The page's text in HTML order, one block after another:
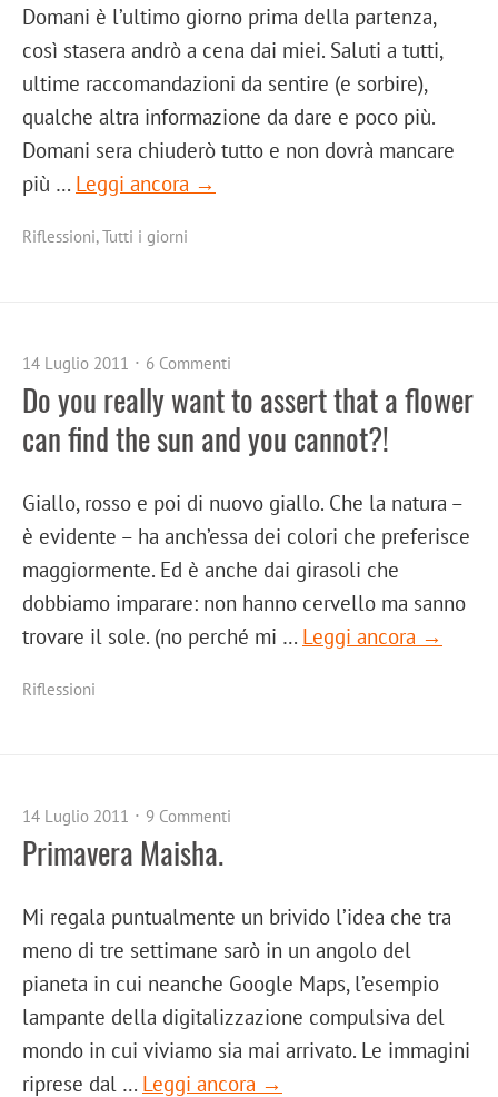
Domani è l’ultimo giorno prima della partenza,
così stasera andrò a cena dai miei. Saluti a tutti,
ultime raccomandazioni da sentire (e sorbire),
qualche altra informazione da dare e poco più.
Domani sera chiuderò tutto e non dovrà mancare
più … Leggi ancora →
Riflessioni,Tutti i giorni
14 Luglio 2011 6 Commenti
Do you really want to assert that a flower
can find the sun and you cannot?!
Giallo, rosso e poi di nuovo giallo. Che la natura –
è evidente – ha anch’essa dei colori che preferisce
maggiormente. Ed è anche dai girasoli che
dobbiamo imparare: non hanno cervello ma sanno
trovare il sole. (no perché mi … Leggi ancora →
Riflessioni
14 Luglio 2011 9 Commenti
Primavera Maisha.
Mi regala puntualmente un brivido l’idea che tra
meno di tre settimane sarò in un angolo del
pianeta in cui neanche Google Maps, l’esempio
lampante della digitalizzazione compulsiva del
mondo in cui viviamo sia mai arrivato. Le immagini
riprese dal … Leggi ancora →